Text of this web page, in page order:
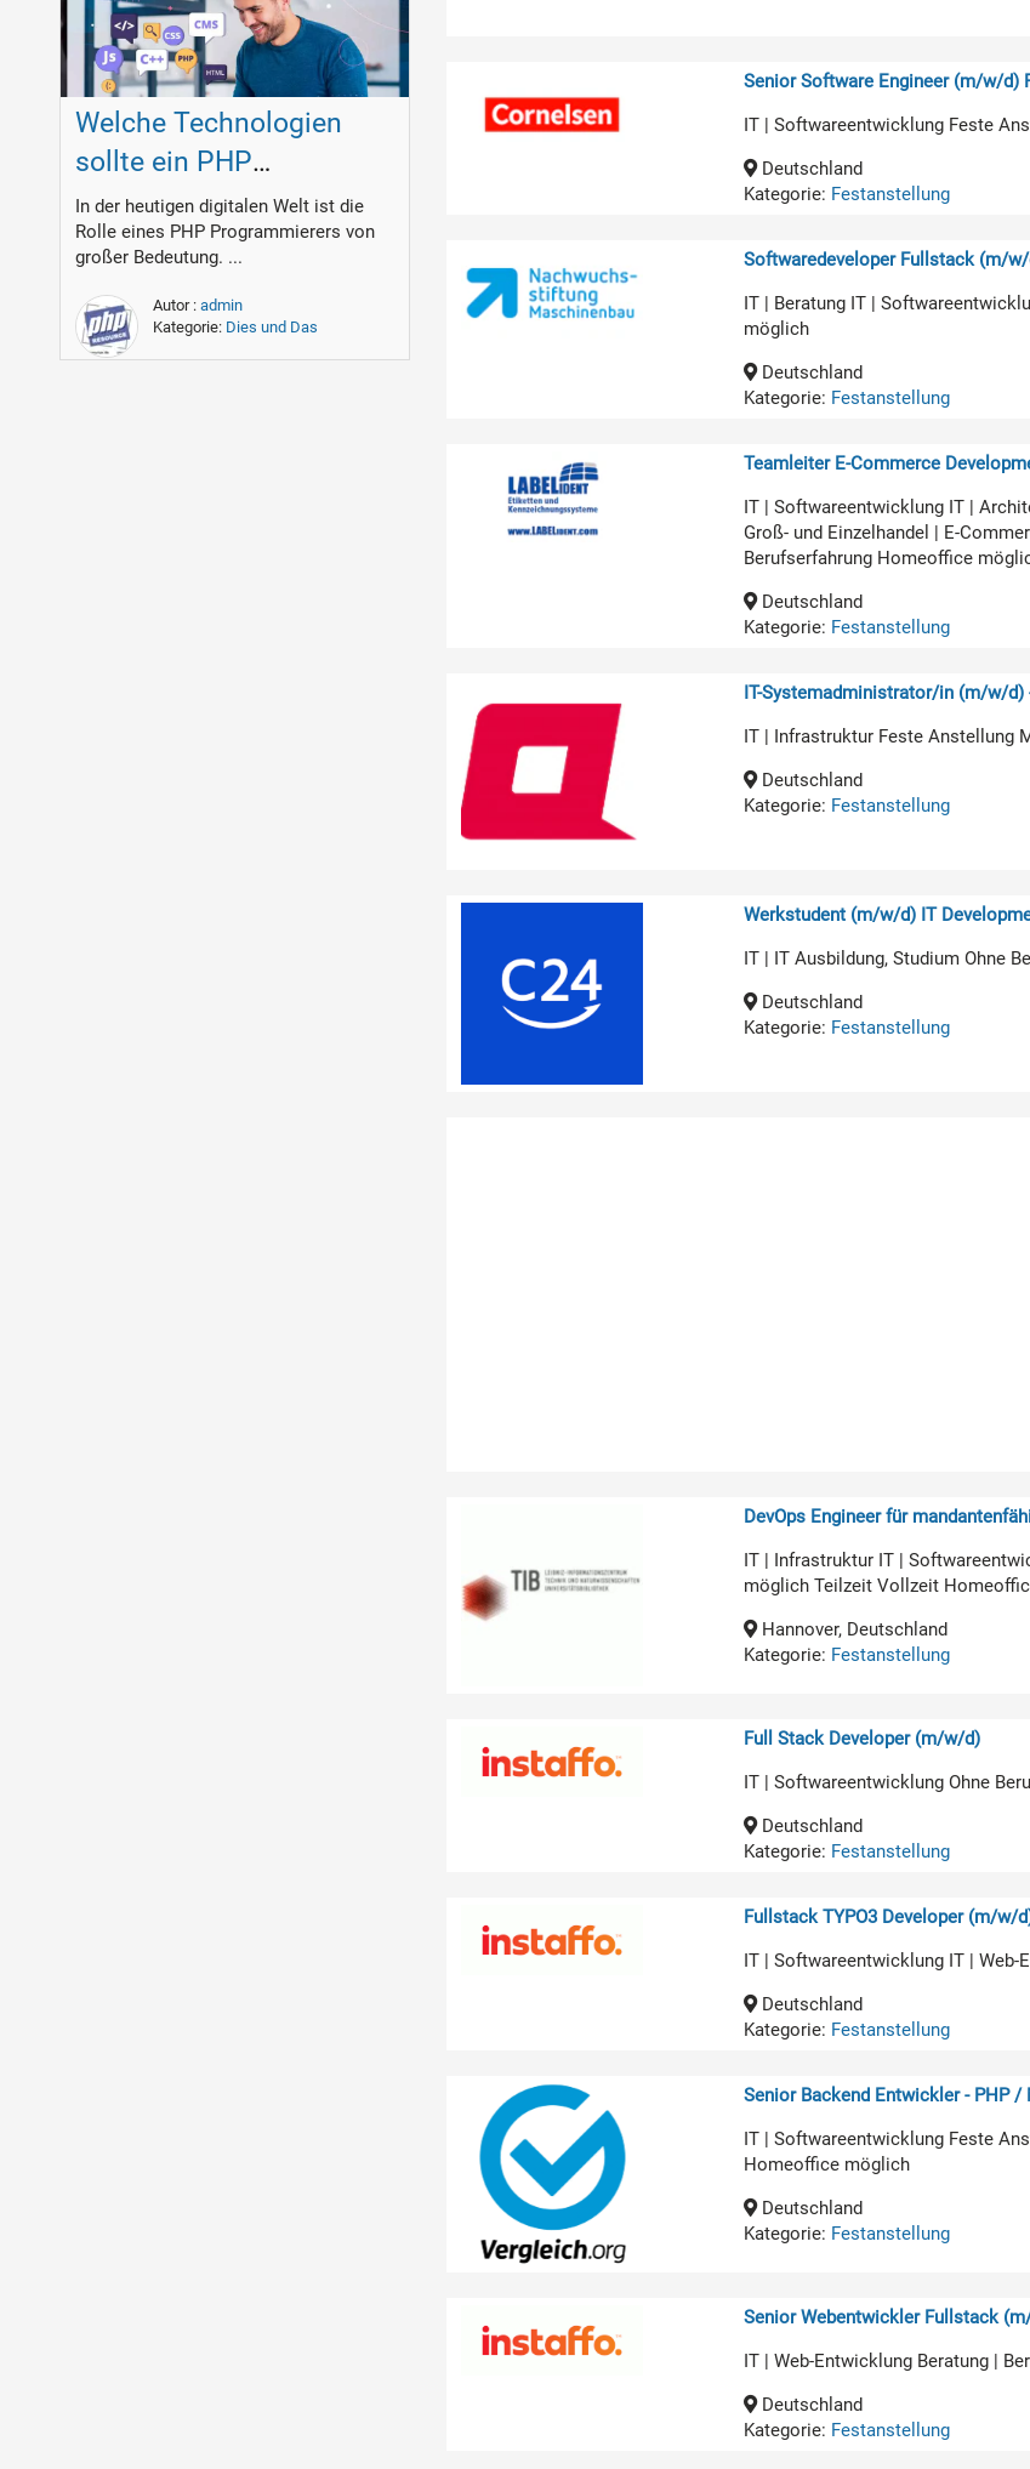
Senior Software Engineer (m/w/d)
IT | Softwareentwicklung Feste
Deutschland
Kategorie: Festanstellung
Softwaredeveloper Fullstack (m/
IT | Beratung IT |
möglich
Deutschland
Kategorie: Festanstellung
Teamleiter E-Commerce
IT | Softwareentwicklung IT |
Groß- und Einzelhandel | E-
Berufserfahrung Homeoffice
Deutschland
Kategorie: Festanstellung
IT-Systemadministrator/in (m/w/d)
IT | Infrastruktur Feste Anstellung
Deutschland
Kategorie: Festanstellung
Werkstudent (m/w/d) IT
IT | IT Ausbildung, Studium Ohne
Deutschland
Kategorie: Festanstellung
DevOps Engineer für
IT | Infrastruktur IT |
möglich Teilzeit Vollzeit
Hannover, Deutschland
Kategorie: Festanstellung
Full Stack Developer (m/w/d)
IT | Softwareentwicklung Ohne
Deutschland
Kategorie: Festanstellung
Fullstack TYPO3 Developer (m/w/
IT | Softwareentwicklung IT | Web-
Deutschland
Kategorie: Festanstellung
Senior Backend Entwickler - PHP
IT | Softwareentwicklung Feste
Homeoffice möglich
Deutschland
Kategorie: Festanstellung
Senior Webentwickler Fullstack
IT | Web-Entwicklung Beratung |
Deutschland
Kategorie: Festanstellung
Welche Technologien
sollte ein PHP
Programmierer
beherrschen?
In der heutigen digitalen Welt ist die
Rolle eines PHP Programmierers von
großer Bedeutung. ...
Autor : admin
Kategorie: Dies und Das